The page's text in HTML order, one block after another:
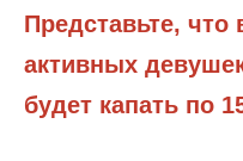
Представьте,
активных
будет капать по